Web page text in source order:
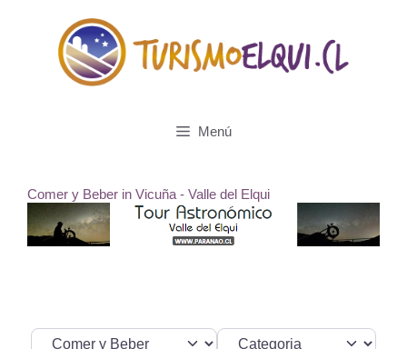
contenido
Menú
Comer y Beber in Vicuña - Valle del Elqui
Seleccionar el formulario de búsqueda
Categoria